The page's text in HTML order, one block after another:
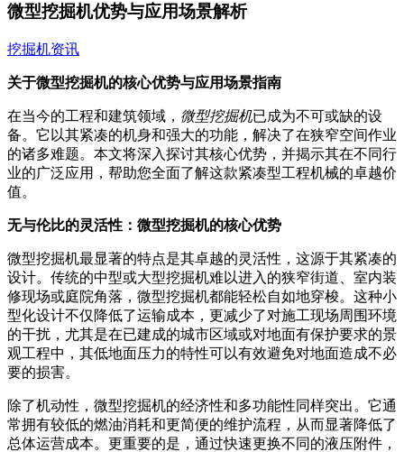
微型挖掘机优势与应用场景解析
挖掘机资讯
关于微型挖掘机的核心优势与应用场景指南
在当今的工程和建筑领域， 微型挖掘机已成为不可或缺的设
备。它以其紧凑的机身和强大的功能，解决了在狭窄空间作业
的诸多难题。本文将深入探讨其核心优势，并揭示其在不同行
业的广泛应用，帮助您全面了解这款紧凑型工程机械的卓越价
值。
无与伦比的灵活性：微型挖掘机的核心优势
微型挖掘机最显著的特点是其卓越的灵活性，这源于其紧凑的
设计。传统的中型或大型挖掘机难以进入的狭窄街道、室内装
修现场或庭院角落，微型挖掘机都能轻松自如地穿梭。这种小
型化设计不仅降低了运输成本，更减少了对施工现场周围环境
的干扰，尤其是在已建成的城市区域或对地面有保护要求的景
观工程中，其低地面压力的特性可以有效避免对地面造成不必
要的损害。
除了机动性，微型挖掘机的经济性和多功能性同样突出。它通
常拥有较低的燃油消耗和更简便的维护流程，从而显著降低了
总体运营成本。更重要的是，通过快速更换不同的液压附件，